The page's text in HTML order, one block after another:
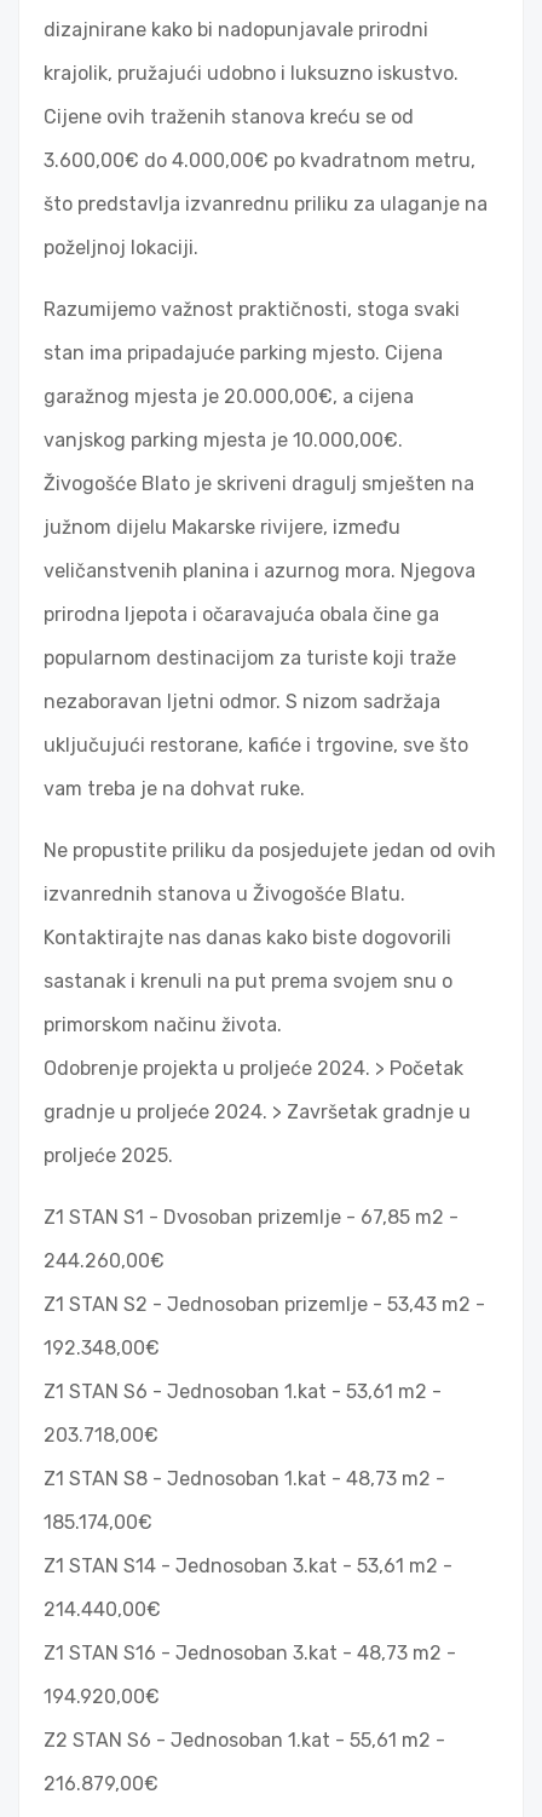
dizajnirane kako bi nadopunjavale prirodni
krajolik, pružajući udobno i luksuzno iskustvo.
Cijene ovih traženih stanova kreću se od
3.600,00€ do 4.000,00€ po kvadratnom metru,
što predstavlja izvanrednu priliku za ulaganje na
poželjnoj lokaciji.
Razumijemo važnost praktičnosti, stoga svaki
stan ima pripadajuće parking mjesto. Cijena
garažnog mjesta je 20.000,00€, a cijena
vanjskog parking mjesta je 10.000,00€.
Živogošće Blato je skriveni dragulj smješten na
južnom dijelu Makarske rivijere, između
veličanstvenih planina i azurnog mora. Njegova
prirodna ljepota i očaravajuća obala čine ga
popularnom destinacijom za turiste koji traže
nezaboravan ljetni odmor. S nizom sadržaja
uključujući restorane, kafiće i trgovine, sve što
vam treba je na dohvat ruke.
Ne propustite priliku da posjedujete jedan od ovih
izvanrednih stanova u Živogošće Blatu.
Kontaktirajte nas danas kako biste dogovorili
sastanak i krenuli na put prema svojem snu o
primorskom načinu života.
Odobrenje projekta u proljeće 2024. > Početak
gradnje u proljeće 2024. > Završetak gradnje u
proljeće 2025.
Z1 STAN S1 - Dvosoban prizemlje - 67,85 m2 -
244.260,00€
Z1 STAN S2 - Jednosoban prizemlje - 53,43 m2 -
192.348,00€
Z1 STAN S6 - Jednosoban 1.kat - 53,61 m2 -
203.718,00€
Z1 STAN S8 - Jednosoban 1.kat - 48,73 m2 -
185.174,00€
Z1 STAN S14 - Jednosoban 3.kat - 53,61 m2 -
214.440,00€
Z1 STAN S16 - Jednosoban 3.kat - 48,73 m2 -
194.920,00€
Z2 STAN S6 - Jednosoban 1.kat - 55,61 m2 -
216.879,00€